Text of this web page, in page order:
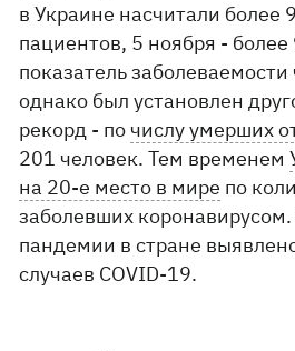
в Украине насчитали более
пациентов, 5 ноября -
показатель заболеваемости
однако был установлен
рекорд - по числу умерших
201 человек. Тем временем
на 20-е место в мире по
заболевших коронавирусом.
пандемии в стране
случаев COVID-19.